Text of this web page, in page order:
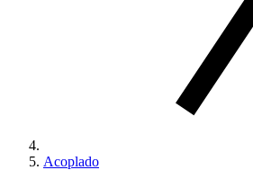
Acoplado